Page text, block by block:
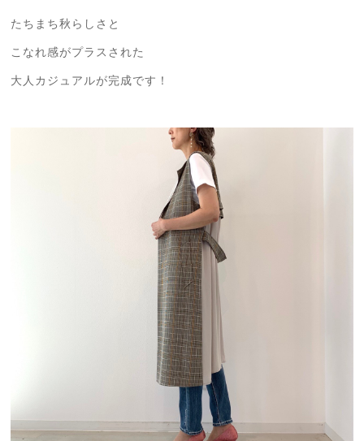
たちまち秋らしさと
こなれ感がプラスされた
大人カジュアルが完成です！